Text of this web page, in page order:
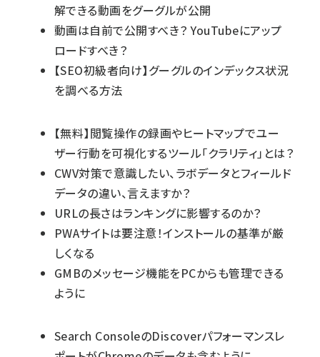
解できる動画をグーグルが公開
動画は自前で公開すべき？ YouTubeにアップ
ロードすべき？
【SEO初級者向け】グーグルのインデックス状況
を調べる方法
【無料】閲覧操作の録画やヒートマップでユー
ザー行動を可視化するツール「クラリティ」とは？
CWV対策で意識したい、ラボデータとフィールド
データの違い、言えますか？
URLの長さはランキングに影響するのか？
PWAサイトは要注意！インストールの基準が厳
しくなる
GMBのメッセージ機能をPCからも管理できる
ように
Search ConsoleのDiscoverパフォーマンスレ